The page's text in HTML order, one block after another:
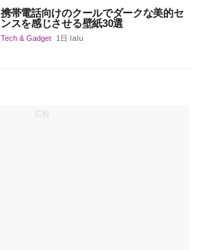
携帯電話向けのクールでダークな美的セ
ンスを感じさせる壁紙30選
Tech & Gadget 1日 lalu
広告